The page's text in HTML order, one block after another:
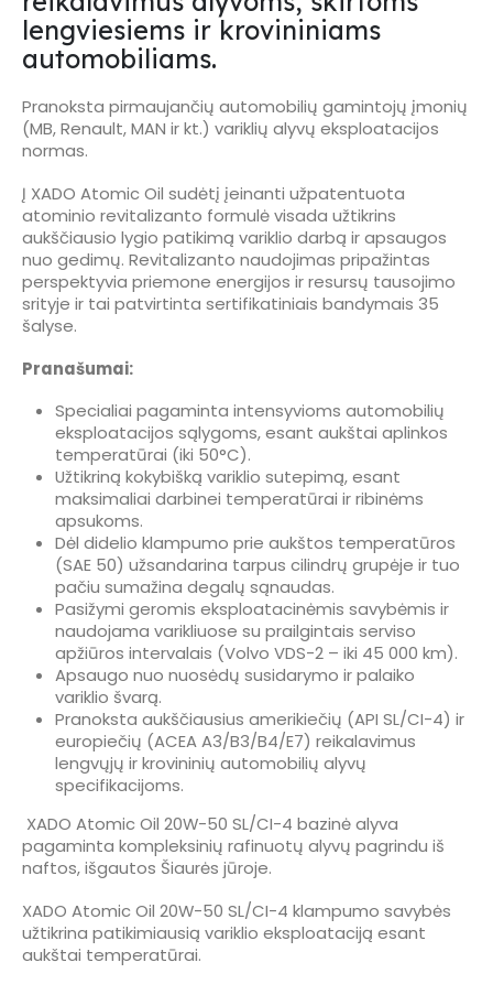
lengviesiems ir krovininiams
automobiliams.
Pranoksta pirmaujančių automobilių gamintojų įmonių
(MB, Renault, MAN ir kt.) variklių alyvų eksploatacijos
normas.
Į XADO Atomic Oil sudėtį įeinanti užpatentuota
atominio revitalizanto formulė visada užtikrins
aukščiausio lygio patikimą variklio darbą ir apsaugos
nuo gedimų. Revitalizanto naudojimas pripažintas
perspektyvia priemone energijos ir resursų tausojimo
srityje ir tai patvirtinta sertifikatiniais bandymais 35
šalyse.
Pranašumai:
Specialiai pagaminta intensyvioms automobilių
eksploatacijos sąlygoms, esant aukštai aplinkos
temperatūrai (iki 50°C).
Užtikriną kokybišką variklio sutepimą, esant
maksimaliai darbinei temperatūrai ir ribinėms
apsukoms.
Dėl didelio klampumo prie aukštos temperatūros
(SAE 50) užsandarina tarpus cilindrų grupėje ir tuo
pačiu sumažina degalų sąnaudas.
Pasižymi geromis eksploatacinėmis savybėmis ir
naudojama varikliuose su prailgintais serviso
apžiūros intervalais (Volvo VDS-2 – iki 45 000 km).
Apsaugo nuo nuosėdų susidarymo ir palaiko
variklio švarą.
Pranoksta aukščiausius amerikiečių (API SL/CI-4) ir
europiečių (ACEA A3/B3/B4/E7) reikalavimus
lengvųjų ir krovininių automobilių alyvų
specifikacijoms.
XADO Atomic Oil 20W-50 SL/CI-4 bazinė alyva
pagaminta kompleksinių rafinuotų alyvų pagrindu iš
naftos, išgautos Šiaurės jūroje.
XADO Atomic Oil 20W-50 SL/CI-4 klampumo savybės
užtikrina patikimiausią variklio eksploataciją esant
aukštai temperatūrai.